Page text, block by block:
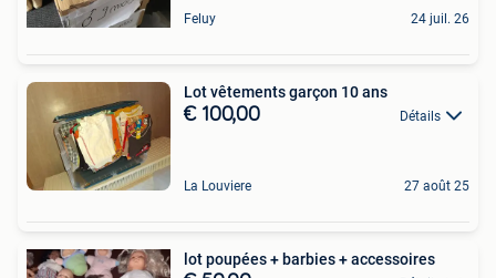
Feluy 24 juil. 26
Lot vêtements garçon 10 ans
€ 100,00 Détails
La Louviere 27 août 25
lot poupées + barbies + accessoires